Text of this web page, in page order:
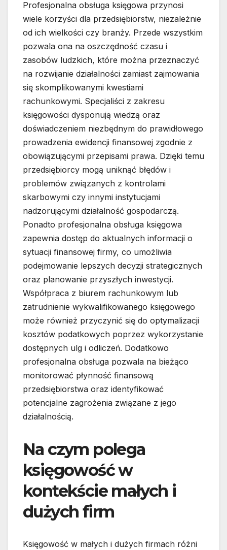
Profesjonalna obsługa księgowa przynosi
wiele korzyści dla przedsiębiorstw, niezależnie
od ich wielkości czy branży. Przede wszystkim
pozwala ona na oszczędność czasu i
zasobów ludzkich, które można przeznaczyć
na rozwijanie działalności zamiast zajmowania
się skomplikowanymi kwestiami
rachunkowymi. Specjaliści z zakresu
księgowości dysponują wiedzą oraz
doświadczeniem niezbędnym do prawidłowego
prowadzenia ewidencji finansowej zgodnie z
obowiązującymi przepisami prawa. Dzięki temu
przedsiębiorcy mogą uniknąć błędów i
problemów związanych z kontrolami
skarbowymi czy innymi instytucjami
nadzorującymi działalność gospodarczą.
Ponadto profesjonalna obsługa księgowa
zapewnia dostęp do aktualnych informacji o
sytuacji finansowej firmy, co umożliwia
podejmowanie lepszych decyzji strategicznych
oraz planowanie przyszłych inwestycji.
Współpraca z biurem rachunkowym lub
zatrudnienie wykwalifikowanego księgowego
może również przyczynić się do optymalizacji
kosztów podatkowych poprzez wykorzystanie
dostępnych ulg i odliczeń. Dodatkowo
profesjonalna obsługa pozwala na bieżąco
monitorować płynność finansową
przedsiębiorstwa oraz identyfikować
potencjalne zagrożenia związane z jego
działalnością.
Na czym polega
księgowość w
kontekście małych i
dużych firm
Księgowość w małych i dużych firmach różni